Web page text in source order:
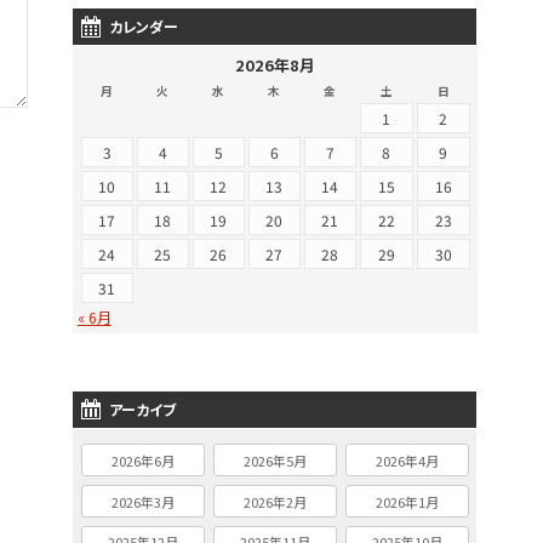
カレンダー
2026年8月
月 火 水 木 金 土 日
1
2
3
4 5 6 7 8
9
10
11 12 13 14 15
16
17
18 19 20 21 22
23
24
25 26 27 28 29
30
31
« 6月
アーカイブ
2026年6月 2026年5月 2026年4月
2026年3月 2026年2月 2026年1月